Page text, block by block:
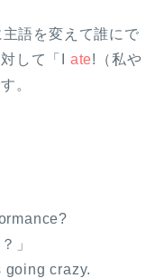
主語を変えて誰にで
して「I ate!（私や
。
」
going crazy.